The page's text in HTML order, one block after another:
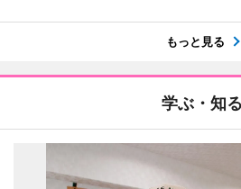
もっと見る
学ぶ・知る